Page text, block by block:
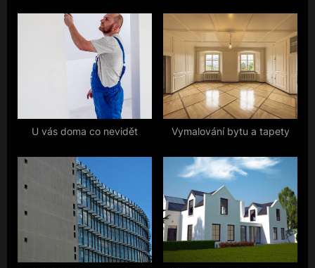
o
P
o
U vás doma co nevidět Vymalování bytu a tapety